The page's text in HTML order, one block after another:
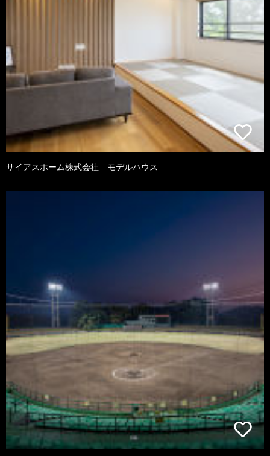
サイアスホーム株式会社 モデルハウス